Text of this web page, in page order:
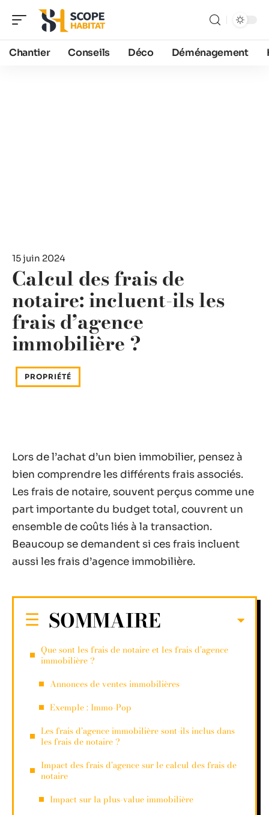
Chantier Conseils Déco Déménagement
15 juin 2024
Calcul des frais de
notaire: incluent-ils les
frais d’agence
immobilière ?
PROPRIÉTÉ
Lors de l’achat d’un bien immobilier, pensez à
bien comprendre les différents frais associés.
Les frais de notaire, souvent perçus comme une
part importante du budget total, couvrent un
ensemble de coûts liés à la transaction.
Beaucoup se demandent si ces frais incluent
aussi les frais d’agence immobilière.
SOMMAIRE
Que sont les frais de notaire et les frais d’agence
immobilière ?
Annonces de ventes immobilières
Exemple : Immo-Pop
Les frais d’agence immobilière sont-ils inclus dans
les frais de notaire ?
Impact des frais d’agence sur le calcul des frais de
notaire
Impact sur la plus-value immobilière